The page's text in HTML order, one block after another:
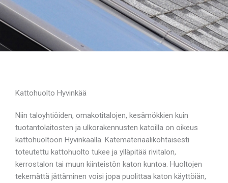
Kattohuolto Hyvinkää
Niin taloyhtiöiden, omakotitalojen, kesämökkien kuin
tuotantolaitosten ja ulkorakennusten katoilla on oikeus
kattohuoltoon Hyvinkäällä. Katemateriaalikohtaisesti
toteutettu kattohuolto tukee ja ylläpitää rivitalon,
kerrostalon tai muun kiinteistön katon kuntoa. Huoltojen
tekemättä jättäminen voisi jopa puolittaa katon käyttöiän,